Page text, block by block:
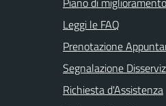
Leggi le FAQ
Prenotazione
Segnalazione
Richiesta d'Assistenza